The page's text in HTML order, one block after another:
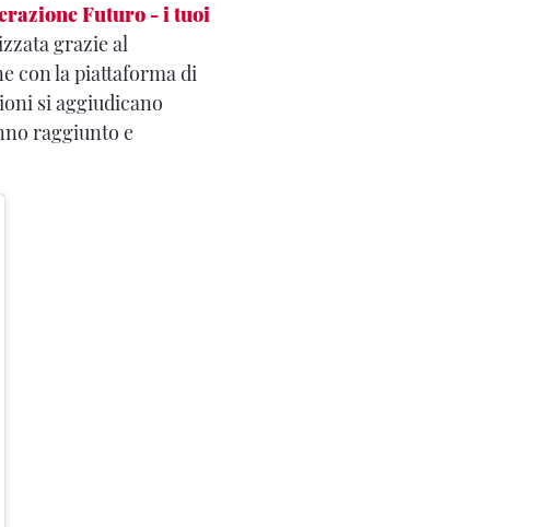
Futuro - i tuoi
grazie al
con la piattaforma di
si aggiudicano
raggiunto e